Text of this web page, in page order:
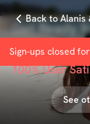
Back to Alanis
Sign-ups closed
Get Ready
withAlanis &
100% User
See